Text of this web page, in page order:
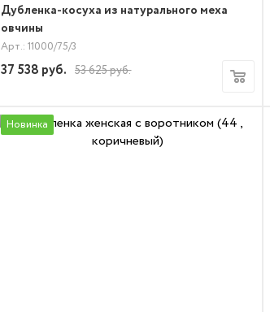
Дубленка-косуха из натурального меха
овчины
Арт.: 11000/75/3
37 538 руб. 53 625руб.
Новинка